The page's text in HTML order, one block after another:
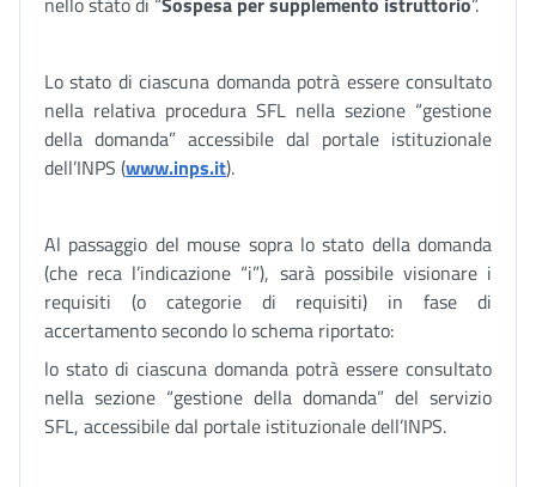
Lo stato di ciascuna domanda potrà essere consultato
nella relativa procedura SFL nella sezione “gestione
della domanda” accessibile dal portale istituzionale
dell’INPS (www.inps.it).
Al passaggio del mouse sopra lo stato della domanda
(che reca l’indicazione “i”), sarà possibile visionare i
requisiti (o categorie di requisiti) in fase di
accertamento secondo lo schema riportato:
lo stato di ciascuna domanda potrà essere consultato
nella sezione “gestione della domanda” del servizio
SFL, accessibile dal portale istituzionale dell’INPS.